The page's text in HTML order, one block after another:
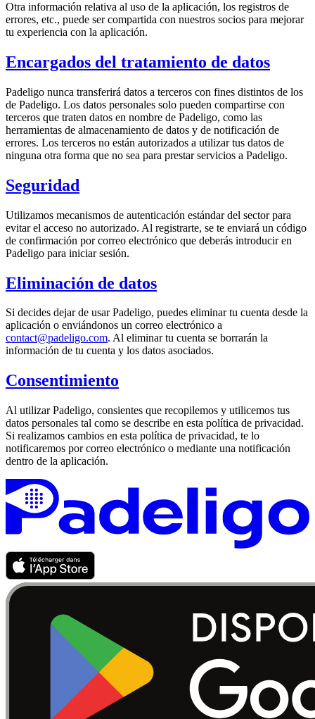
Otra información relativa al uso de la aplicación, los registros de
errores, etc., puede ser compartida con nuestros socios para mejorar
tu experiencia con la aplicación.
Encargados del tratamiento de datos
Padeligo nunca transferirá datos a terceros con fines distintos de los
de Padeligo. Los datos personales solo pueden compartirse con
terceros que traten datos en nombre de Padeligo, como las
herramientas de almacenamiento de datos y de notificación de
errores. Los terceros no están autorizados a utilizar tus datos de
ninguna otra forma que no sea para prestar servicios a Padeligo.
Seguridad
Utilizamos mecanismos de autenticación estándar del sector para
evitar el acceso no autorizado. Al registrarte, se te enviará un código
de confirmación por correo electrónico que deberás introducir en
Padeligo para iniciar sesión.
Eliminación de datos
Si decides dejar de usar Padeligo, puedes eliminar tu cuenta desde la
aplicación o enviándonos un correo electrónico a
contact@padeligo.com. Al eliminar tu cuenta se borrarán la
información de tu cuenta y los datos asociados.
Consentimiento
Al utilizar Padeligo, consientes que recopilemos y utilicemos tus
datos personales tal como se describe en esta política de privacidad.
Si realizamos cambios en esta política de privacidad, te lo
notificaremos por correo electrónico o mediante una notificación
dentro de la aplicación.